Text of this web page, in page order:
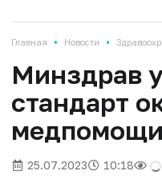
Главная • Новости •
Минздрав
стандарт
25.07.2023 10:18